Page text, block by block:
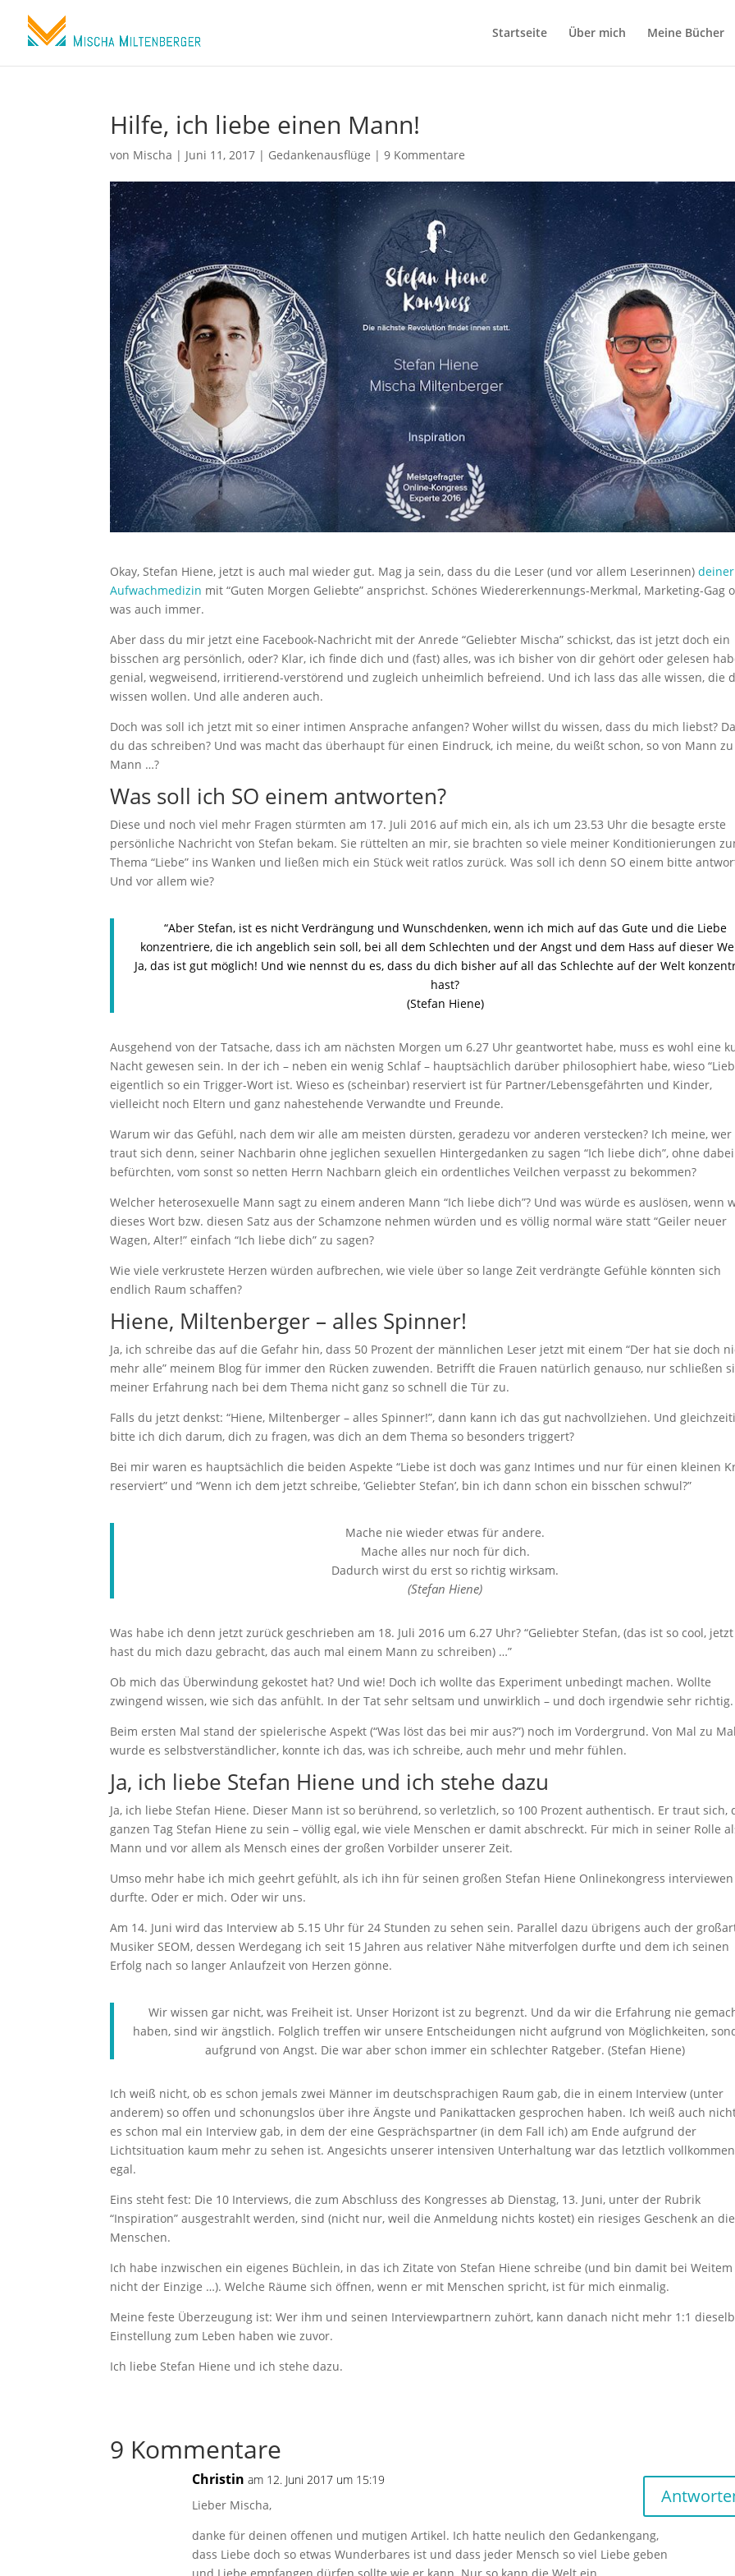
Startseite Über mich Meine Bücher
Hilfe, ich liebe einen Mann!
von Mischa | Juni 11, 2017 | Gedankenausflüge |9 Kommentare
Okay, Stefan Hiene, jetzt is auch mal wieder gut. Mag ja sein, dass du die Leser (und vor allem Leserinnen)deiner
Aufwachmedizin mit “Guten Morgen Geliebte” ansprichst. Schönes Wiedererkennungs-Merkmal, Marketing-Gag
was auch immer.
Aber dass du mir jetzt eine Facebook-Nachricht mit der Anrede “Geliebter Mischa” schickst, das ist jetzt doch ein
bisschen arg persönlich, oder? Klar, ich finde dich und (fast) alles, was ich bisher von dir gehört oder gelesen
genial, wegweisend, irritierend-verstörend und zugleich unheimlich befreiend. Und ich lass das alle wissen, die
wissen wollen. Und alle anderen auch.
Doch was soll ich jetzt mit so einer intimen Ansprache anfangen? Woher willst du wissen, dass du mich liebst?
du das schreiben? Und was macht das überhaupt für einen Eindruck, ich meine, du weißt schon, so von Mann zu
Mann …?
Was soll ich SO einem antworten?
Diese und noch viel mehr Fragen stürmten am 17. Juli 2016 auf mich ein, als ich um 23.53 Uhr die besagte erste
persönliche Nachricht von Stefan bekam. Sie rüttelten an mir, sie brachten so viele meiner Konditionierungen
Thema “Liebe” ins Wanken und ließen mich ein Stück weit ratlos zurück. Was soll ich denn SO einem bitte
Und vor allem wie?
“Aber Stefan, ist es nicht Verdrängung und Wunschdenken, wenn ich mich auf das Gute und die Liebe
konzentriere, die ich angeblich sein soll, bei all dem Schlechten und der Angst und dem Hass auf dieser
Ja, das ist gut möglich! Und wie nennst du es, dass du dich bisher auf all das Schlechte auf der Welt
hast?
(Stefan Hiene)
Ausgehend von der Tatsache, dass ich am nächsten Morgen um 6.27 Uhr geantwortet habe, muss es wohl eine
Nacht gewesen sein. In der ich – neben ein wenig Schlaf – hauptsächlich darüber philosophiert habe, wieso
eigentlich so ein Trigger-Wort ist. Wieso es (scheinbar) reserviert ist für Partner/Lebensgefährten und Kinder,
vielleicht noch Eltern und ganz nahestehende Verwandte und Freunde.
Warum wir das Gefühl, nach dem wir alle am meisten dürsten, geradezu vor anderen verstecken? Ich meine, wer
traut sich denn, seiner Nachbarin ohne jeglichen sexuellen Hintergedanken zu sagen “Ich liebe dich”, ohne
befürchten, vom sonst so netten Herrn Nachbarn gleich ein ordentliches Veilchen verpasst zu bekommen?
Welcher heterosexuelle Mann sagt zu einem anderen Mann “Ich liebe dich”? Und was würde es auslösen, wenn
dieses Wort bzw. diesen Satz aus der Schamzone nehmen würden und es völlig normal wäre statt “Geiler neuer
Wagen, Alter!” einfach “Ich liebe dich” zu sagen?
Wie viele verkrustete Herzen würden aufbrechen, wie viele über so lange Zeit verdrängte Gefühle könnten sich
endlich Raum schaffen?
Hiene, Miltenberger – alles Spinner!
Ja, ich schreibe das auf die Gefahr hin, dass 50 Prozent der männlichen Leser jetzt mit einem “Der hat sie doch
mehr alle” meinem Blog für immer den Rücken zuwenden. Betrifft die Frauen natürlich genauso, nur schließen
meiner Erfahrung nach bei dem Thema nicht ganz so schnell die Tür zu.
Falls du jetzt denkst: “Hiene, Miltenberger – alles Spinner!”, dann kann ich das gut nachvollziehen. Und
bitte ich dich darum, dich zu fragen, was dich an dem Thema so besonders triggert?
Bei mir waren es hauptsächlich die beiden Aspekte “Liebe ist doch was ganz Intimes und nur für einen kleinen
reserviert” und “Wenn ich dem jetzt schreibe, ‘Geliebter Stefan’, bin ich dann schon ein bisschen schwul?”
Mache nie wieder etwas für andere.
Mache alles nur noch für dich.
Dadurch wirst du erst so richtig wirksam.
(Stefan Hiene)
Was habe ich denn jetzt zurück geschrieben am 18. Juli 2016 um 6.27 Uhr? “Geliebter Stefan, (das ist so cool, jetzt
hast du mich dazu gebracht, das auch mal einem Mann zu schreiben) …”
Ob mich das Überwindung gekostet hat? Und wie! Doch ich wollte das Experiment unbedingt machen. Wollte
zwingend wissen, wie sich das anfühlt. In der Tat sehr seltsam und unwirklich – und doch irgendwie sehr richtig.
Beim ersten Mal stand der spielerische Aspekt (“Was löst das bei mir aus?”) noch im Vordergrund. Von Mal zu Mal
wurde es selbstverständlicher, konnte ich das, was ich schreibe, auch mehr und mehr fühlen.
Ja, ich liebe Stefan Hiene und ich stehe dazu
Ja, ich liebe Stefan Hiene. Dieser Mann ist so berührend, so verletzlich, so 100 Prozent authentisch. Er traut sich,
ganzen Tag Stefan Hiene zu sein – völlig egal, wie viele Menschen er damit abschreckt. Für mich in seiner Rolle
Mann und vor allem als Mensch eines der großen Vorbilder unserer Zeit.
Umso mehr habe ich mich geehrt gefühlt, als ich ihn für seinen großen Stefan Hiene Onlinekongress interviewen
durfte. Oder er mich. Oder wir uns.
Am 14. Juni wird das Interview ab 5.15 Uhr für 24 Stunden zu sehen sein. Parallel dazu übrigens auch der
Musiker SEOM, dessen Werdegang ich seit 15 Jahren aus relativer Nähe mitverfolgen durfte und dem ich seinen
Erfolg nach so langer Anlaufzeit von Herzen gönne.
Wir wissen gar nicht, was Freiheit ist. Unser Horizont ist zu begrenzt. Und da wir die Erfahrung nie
haben, sind wir ängstlich. Folglich treffen wir unsere Entscheidungen nicht aufgrund von Möglichkeiten,
aufgrund von Angst. Die war aber schon immer ein schlechter Ratgeber. (Stefan Hiene)
Ich weiß nicht, ob es schon jemals zwei Männer im deutschsprachigen Raum gab, die in einem Interview (unter
anderem) so offen und schonungslos über ihre Ängste und Panikattacken gesprochen haben. Ich weiß auch
es schon mal ein Interview gab, in dem der eine Gesprächspartner (in dem Fall ich) am Ende aufgrund der
Lichtsituation kaum mehr zu sehen ist. Angesichts unserer intensiven Unterhaltung war das letztlich vollkommen
egal.
Eins steht fest: Die 10 Interviews, die zum Abschluss des Kongresses ab Dienstag, 13. Juni, unter der Rubrik
“Inspiration” ausgestrahlt werden, sind (nicht nur, weil die Anmeldung nichts kostet) ein riesiges Geschenk an die
Menschen.
Ich habe inzwischen ein eigenes Büchlein, in das ich Zitate von Stefan Hiene schreibe (und bin damit bei Weitem
nicht der Einzige …). Welche Räume sich öffnen, wenn er mit Menschen spricht, ist für mich einmalig.
Meine feste Überzeugung ist: Wer ihm und seinen Interviewpartnern zuhört, kann danach nicht mehr 1:1
Einstellung zum Leben haben wie zuvor.
Ich liebe Stefan Hiene und ich stehe dazu.
9 Kommentare
Christin am 12. Juni 2017 um 15:19
Lieber Mischa,
danke für deinen offenen und mutigen Artikel. Ich hatte neulich den Gedankengang,
dass Liebe doch so etwas Wunderbares ist und dass jeder Mensch so viel Liebe geben